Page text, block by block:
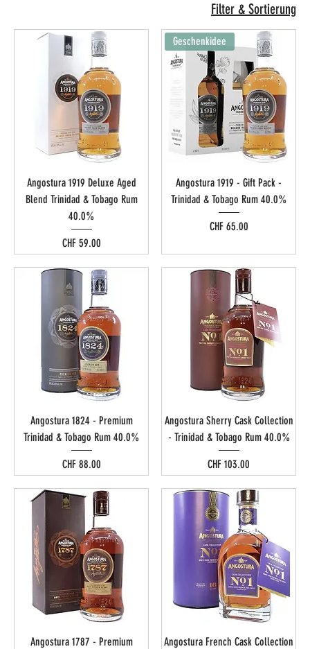
Filter & Sortierung
Angostura 1919 Deluxe Aged
Blend Trinidad & Tobago Rum
40.0%
Preis
CHF 59.00
Geschenkidee
Angostura 1919 - Gift Pack -
Trinidad & Tobago Rum 40.0%
Preis
CHF 65.00
Angostura 1824 - Premium
Trinidad & Tobago Rum 40.0%
Preis
CHF 88.00
Angostura Sherry Cask Collection
- Trinidad & Tobago Rum 40.0%
Preis
CHF 103.00
Angostura 1787 - Premium
Angostura French Cask Collection